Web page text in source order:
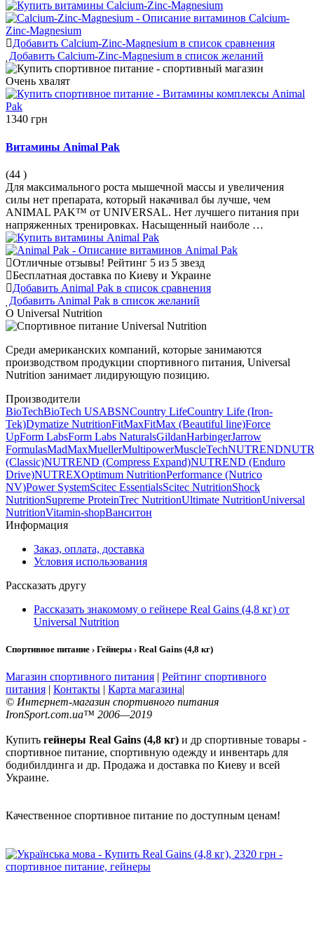
Добавить Calcium-Zinc-Magnesium в список сравнения
Добавить Calcium-Zinc-Magnesium в список желаний
Очень хвалят
1340 грн
Витамины Animal Pak
(44 )
Для максимального роста мышечной массы и увеличения
силы нет препарата, который накачивал бы лучше, чем
ANIMAL PAK™ от UNIVERSAL. Нет лучшего питания при
напряженных тренировках. Насыщенный наиболе …
Отличные отзывы! Рейтинг 5 из 5 звезд
Бесплатная доставка по Киеву и Украине
Добавить Animal Pak в список сравнения
Добавить Animal Pak в список желаний
О Universal Nutrition
Среди американских компаний, которые занимаются
производством продукции спортивного питания, Universal
Nutrition занимает лидирующую позицию.
Производители
BioTechBioTech USABSNCountry LifeCountry Life (Iron-
Tek)Dymatize NutritionFitMaxFitMax (Beautiful line)Force
UpForm LabsForm Labs NaturalsGildanHarbingerJarrow
FormulasMadMaxMuellerMultipowerMuscleTechNUTREND
(Classic)NUTREND (Compress Expand)NUTREND (Enduro
Drive)NUTREXOptimum NutritionPerformance (Nutrico
NV)Power SystemScitec EssentialsScitec NutritionShock
NutritionSupreme ProteinTrec NutritionUltimate NutritionUniversal
NutritionVitamin-shopВанситон
Информация
Заказ, оплата, доставка
Условия использования
Рассказать другу
Рассказать знакомому о гейнере Real Gains (4,8 кг) от
Universal Nutrition
Спортивное питание › Гейнеры › Real Gains (4,8 кг)
Магазин спортивного питания | Рейтинг спортивного
питания | Контакты | Карта магазина|
© Интернет-магазин спортивного питания
IronSport.com.ua™ 2006—2019
Купить гейнеры Real Gains (4,8 кг) и др спортивные товары -
спортивное питание, спортивную одежду и инвентарь для
бодибилдинга и др. Продажа и доставка по Киеву и всей
Украине.
Качественное спортивное питание по доступным ценам!